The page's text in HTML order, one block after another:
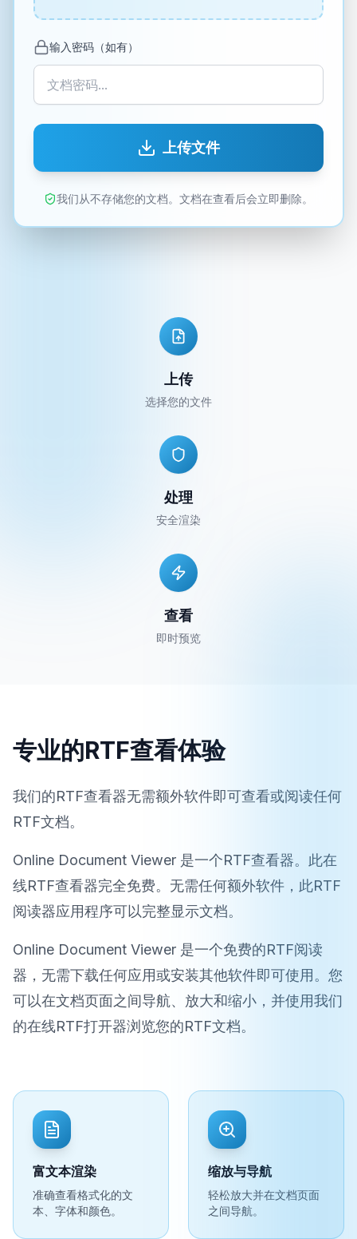
输入密码（如有）
上传文件
我们从不存储您的文档。文档在查看后会立即删除。
上传
选择您的文件
处理
安全渲染
查看
即时预览
专业的RTF查看体验
我们的RTF查看器无需额外软件即可查看或阅读任何
RTF文档。
Online Document Viewer 是一个RTF查看器。此在
线RTF查看器完全免费。无需任何额外软件，此RTF
阅读器应用程序可以完整显示文档。
Online Document Viewer 是一个免费的RTF阅读
器，无需下载任何应用或安装其他软件即可使用。您
可以在文档页面之间导航、放大和缩小，并使用我们
的在线RTF打开器浏览您的RTF文档。
富文本渲染
准确查看格式化的文
本、字体和颜色。
缩放与导航
轻松放大并在文档页面
之间导航。